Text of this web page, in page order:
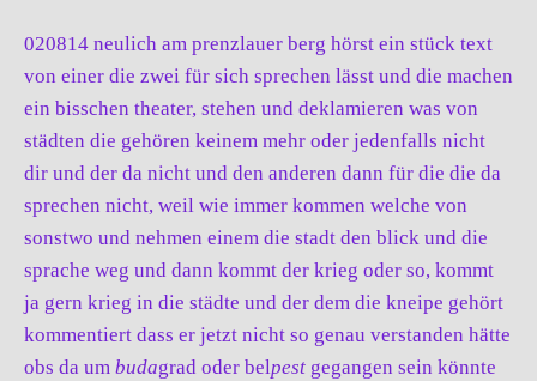
020814 neulich am prenzlauer berg hörst ein stück text
von einer die zwei für sich sprechen lässt und die machen
ein bisschen theater, stehen und deklamieren was von
städten die gehören keinem mehr oder jedenfalls nicht
dir und der da nicht und den anderen dann für die die da
sprechen nicht, weil wie immer kommen welche von
sonstwo und nehmen einem die stadt den blick und die
sprache weg und dann kommt der krieg oder so, kommt
ja gern krieg in die städte und der dem die kneipe gehört
kommentiert dass er jetzt nicht so genau verstanden hätte
obs da um budagrad oder belpest gegangen sein könnte